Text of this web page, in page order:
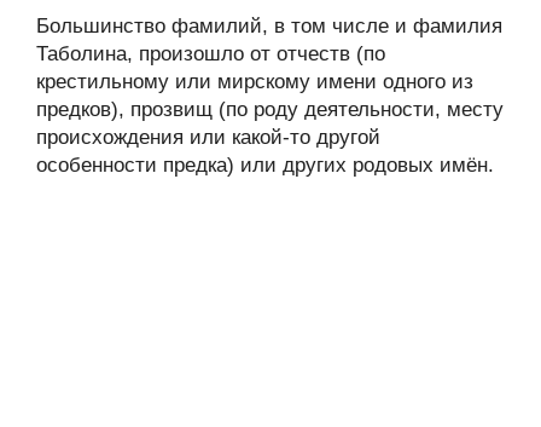
Большинство фамилий, в том числе и фамилия
Таболина, произошло от отчеств (по
крестильному или мирскому имени одного из
предков), прозвищ (по роду деятельности, месту
происхождения или какой-то другой
особенности предка) или других родовых имён.